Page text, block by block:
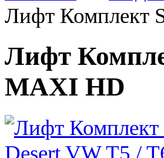
Лифт Комплект
Лифт
MAXI HD